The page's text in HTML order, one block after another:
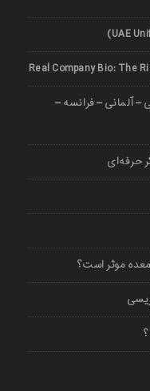
Real Company Bio: The
زبان 1403 (انگلیسی – آلمانی – فرانسه –
حرفه‌ای
موثر است؟